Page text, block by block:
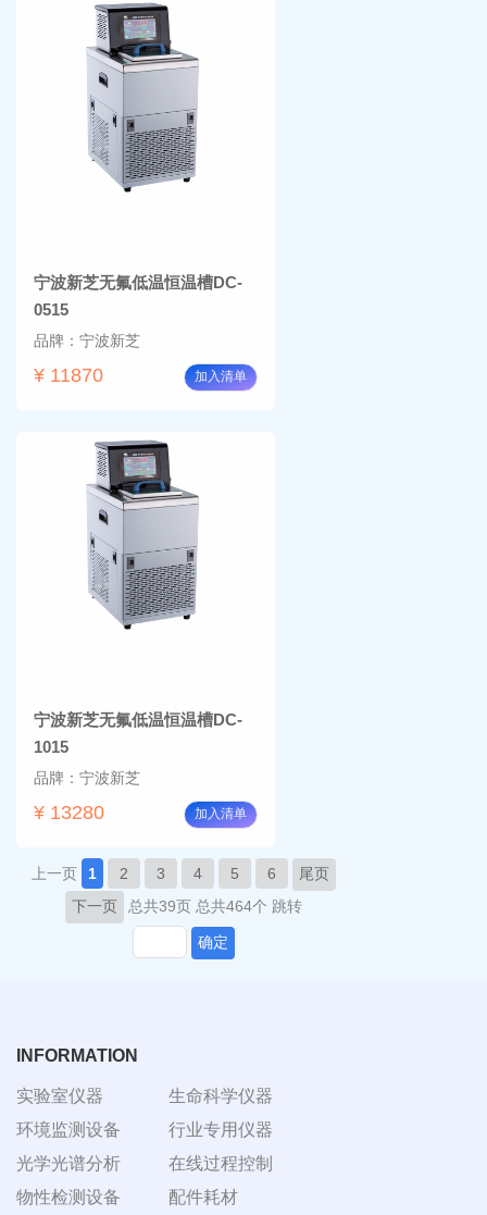
宁波新芝无氟低温恒温槽DC-
0515
品牌：宁波新芝
¥ 11870 加入清单
宁波新芝无氟低温恒温槽DC-
1015
品牌：宁波新芝
¥ 13280 加入清单
上一页 1 2 3 4 5 6
尾页
下一页
总共39页 总共464个 跳转
确定
INFORMATION
实验室仪器
环境监测设备
光学光谱分析
物性检测设备
生命科学仪器
行业专用仪器
在线过程控制
配件耗材